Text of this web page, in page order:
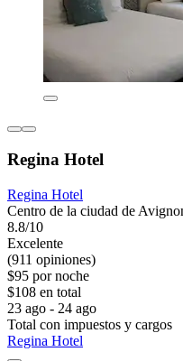
Regina Hotel
Regina Hotel
Centro de la ciudad de
8.8/10
Excelente
(911 opiniones)
$95 por noche
$108 en total
23 ago - 24 ago
Total con impuestos y cargos
Regina Hotel